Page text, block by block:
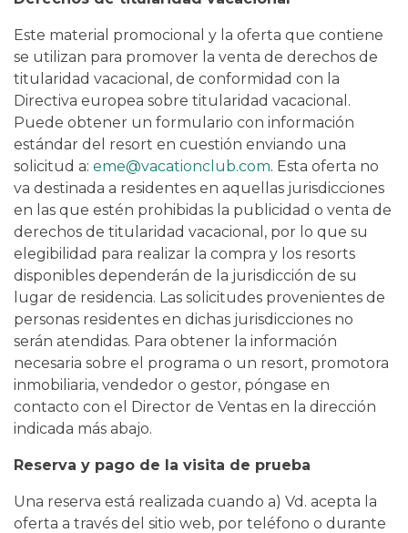
Este material promocional y la oferta que contiene
se utilizan para promover la venta de derechos de
titularidad vacacional, de conformidad con la
Directiva europea sobre titularidad vacacional.
Puede obtener un formulario con información
estándar del resort en cuestión enviando una
solicitud a: eme@vacationclub.com. Esta oferta no
va destinada a residentes en aquellas jurisdicciones
en las que estén prohibidas la publicidad o venta de
derechos de titularidad vacacional, por lo que su
elegibilidad para realizar la compra y los resorts
disponibles dependerán de la jurisdicción de su
lugar de residencia. Las solicitudes provenientes de
personas residentes en dichas jurisdicciones no
serán atendidas. Para obtener la información
necesaria sobre el programa o un resort, promotora
inmobiliaria, vendedor o gestor, póngase en
contacto con el Director de Ventas en la dirección
indicada más abajo.
Reserva y pago de la visita de prueba
Una reserva está realizada cuando a) Vd. acepta la
oferta a través del sitio web, por teléfono o durante